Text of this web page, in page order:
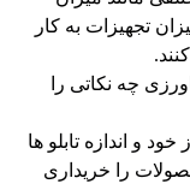
تجهیزات به کار
چه نکاتی را
خود و اندازه تابلو ها
را خریداری